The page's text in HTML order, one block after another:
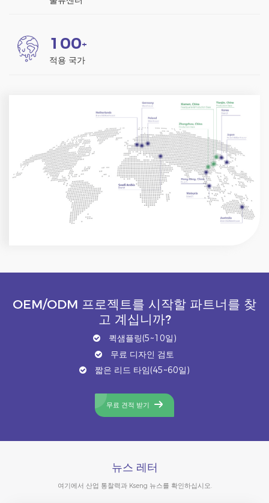
1 00+
적용 국가
OEM/ODM 프로젝트를 시작할 파트너를 찾
고 계십니까?
퀵샘플링(5~10일)
무료 디자인 검토
짧은 리드 타임(45~60일)
무료 견적 받기
뉴스 레터
여기에서 산업 통찰력과 Kseng 뉴스를 확인하십시오.